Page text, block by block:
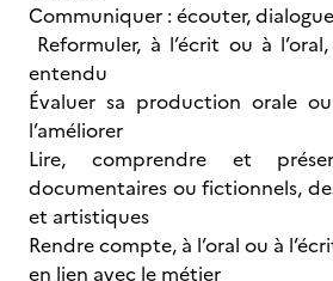
Communiquer : écouter,
Reformuler, à l’écrit ou à
entendu
Évaluer sa production orale
l’améliorer
Lire, comprendre et
documentaires ou fictionnels,
et artistiques
Rendre compte, à l’oral ou à
en lien avec le métier